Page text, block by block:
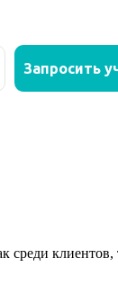
клиентов,